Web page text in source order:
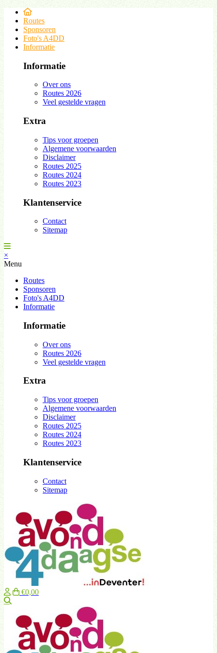
Routes
Sponsoren
Foto's A4DD
Informatie
Informatie
Over ons
Routes 2026
Veel gestelde vragen
Extra
Tips voor groepen
Algemene voorwaarden
Disclaimer
Routes 2025
Routes 2024
Routes 2023
Klantenservice
Contact
Sitemap
×
Menu
Routes
Sponsoren
Foto's A4DD
Informatie
Informatie
Over ons
Routes 2026
Veel gestelde vragen
Extra
Tips voor groepen
Algemene voorwaarden
Disclaimer
Routes 2025
Routes 2024
Routes 2023
Klantenservice
Contact
Sitemap
€0,00